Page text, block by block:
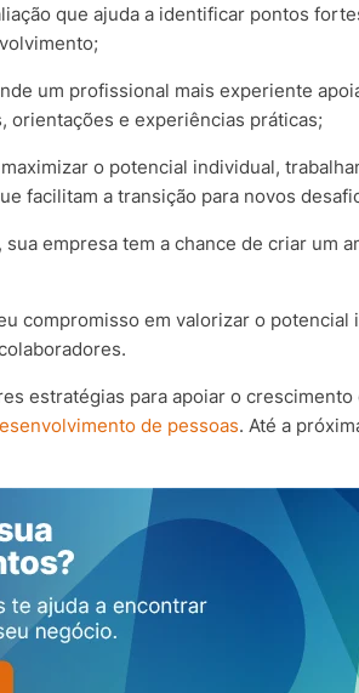
que ajuda a identificar pontos
um profissional mais experiente
orientações e experiências práticas;
o potencial individual,
facilitam a transição para novos
empresa tem a chance de criar um
compromisso em valorizar o
estratégias para apoiar o
de pessoas. Até a